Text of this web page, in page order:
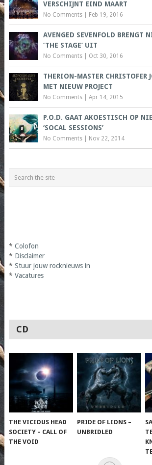
VERSCHIJNT EIND MAART
No Comments| Feb 19, 2016
AVENGED SEVENFOLD BRENGT
‘THE STAGE’ UIT
No Comments| Oct 30, 2016
THERION-MASTER CHRISTOFER
MET NIEUW PROJECT
No Comments| Apr 14, 2015
P.O.D. GAAT AKOESTISCH OP
‘SOCAL SESSIONS’
No Comments| Nov 22, 2014
* Colofon
* Disclaimer
* Stuur jouw rocknieuws in
* Vacatures
CD
THE VICIOUS HEAD
SOCIETY – CALL OF
THE VOID
PRIDE OF LIONS –
UNBRIDLED